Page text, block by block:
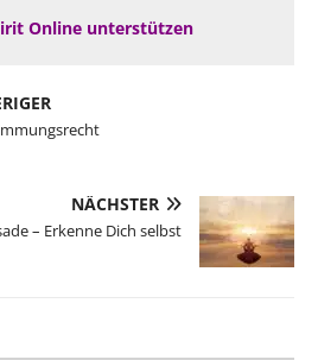
Online unterstützen
NÄCHSTER
– Erkenne Dich selbst